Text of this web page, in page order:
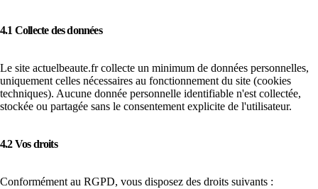
4.1 Collecte des données
Le site actuelbeaute.fr collecte un minimum de données personnelles,
uniquement celles nécessaires au fonctionnement du site (cookies
techniques). Aucune donnée personnelle identifiable n'est collectée,
stockée ou partagée sans le consentement explicite de l'utilisateur.
4.2 Vos droits
Conformément au RGPD, vous disposez des droits suivants :